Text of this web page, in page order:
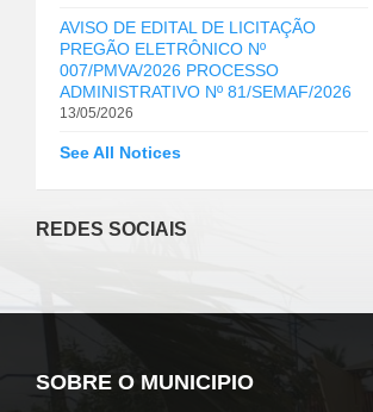
AVISO DE EDITAL DE LICITAÇÃO
PREGÃO ELETRÔNICO Nº
007/PMVA/2026 PROCESSO
ADMINISTRATIVO Nº 81/SEMAF/2026
13/05/2026
See All Notices
REDES SOCIAIS
SOBRE O MUNICIPIO